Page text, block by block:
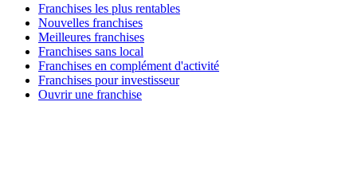
Franchises les plus rentables
Nouvelles franchises
Meilleures franchises
Franchises sans local
Franchises en complément d'activité
Franchises pour investisseur
Ouvrir une franchise